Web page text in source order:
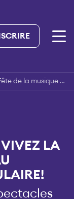
Du 19 au 21 juin 2026, vivez la Fête de la musique au Conservatoire populaire!
LA